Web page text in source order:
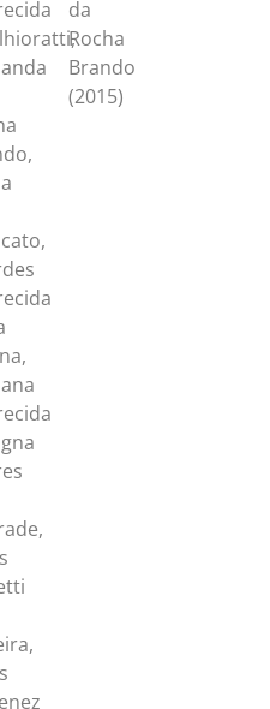
da
Rocha
Brando
(2015)